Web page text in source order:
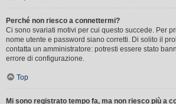
Perché non riesco a connettermi?
Ci sono svariati motivi per cui questo succede. Per
nome utente e password siano corretti. Di solito il
contatta un amministratore: potresti essere stato
errore di configurazione.
Top
Mi sono registrato tempo fa, ma non riesco più a